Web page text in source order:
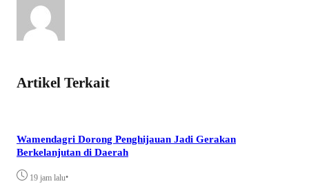
Artikel Terkait
Wamendagri Dorong Penghijauan Jadi Gerakan
Berkelanjutan di Daerah
19 jam lalu•